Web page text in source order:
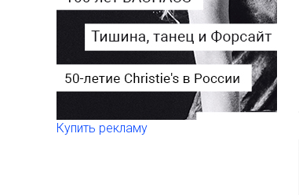
Купить рекламу